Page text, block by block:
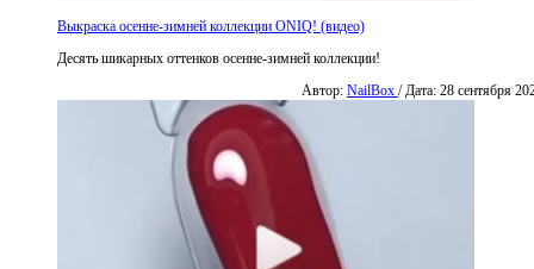
Выкраска осенне-зимней коллекции ONIQ! (видео)
Десять шикарных оттенков осенне-зимней коллекции!
Автор: NailBox / Дата: 28 сентября